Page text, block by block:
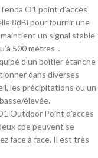
O1 point d’accès
8dBi pour fournir une
un signal stable
500 mètres．
d’un boîtier étanche
dans diverses
les précipitations ou un
élevée.
Outdoor Point d’accès
cpe peuvent se
face à face. Il est très